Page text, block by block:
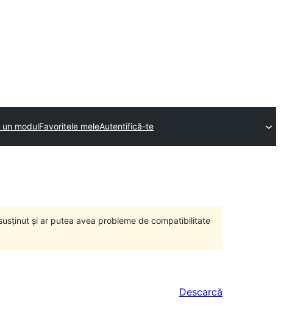
un modulFavoritele meleAutentifică-te
și ar putea avea probleme de compatibilitate
Descarcă